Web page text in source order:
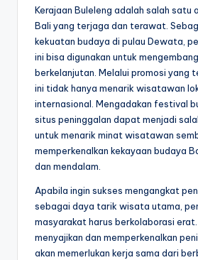
Kerajaan Buleleng adalah salah satu
Bali yang terjaga dan terawat.
kekuatan budaya di pulau Dewata,
ini bisa digunakan untuk
berkelanjutan. Melalui promosi yang
ini tidak hanya menarik wisatawan
internasional. Mengadakan festival
situs peninggalan dapat menjadi
untuk menarik minat wisatawan
memperkenalkan kekayaan budaya
dan mendalam.
Apabila ingin sukses mengangkat
sebagai daya tarik wisata utama,
masyarakat harus berkolaborasi
menyajikan dan memperkenalkan
akan memerlukan kerja sama dari